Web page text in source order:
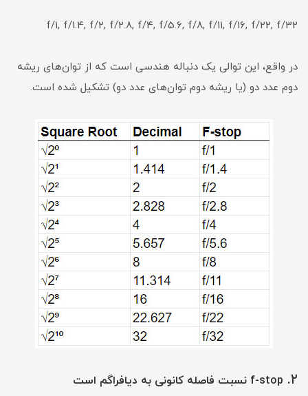
f/1, f/1.4, f/2, f/2.8, f/4, f/5.6, f/8, f/11, f/16, f/22, f/32
در واقع، این توالی یک دنباله هندسی است که از توان‌های ریشه
دوم عدد دو (یا ریشه دوم توان‌های عدد دو) تشکیل شده است.
۲. f-stop نسبت فاصله کانونی به دیافراگم است